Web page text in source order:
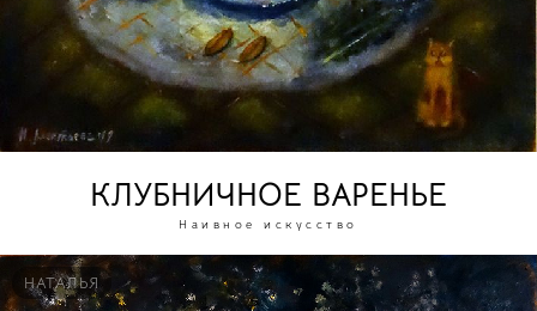
КЛУБНИЧНОЕ ВАРЕНЬЕ
Наивное искусство
НАТАЛЬЯ